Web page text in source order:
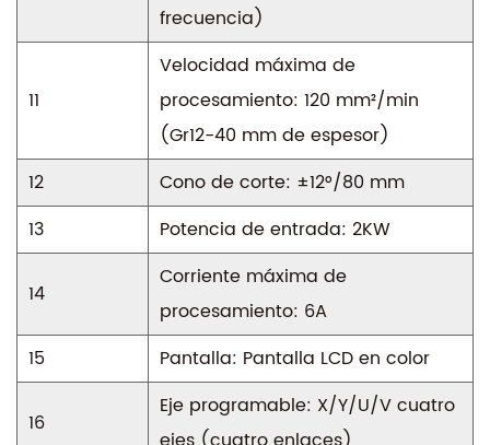
frecuencia)
11
Velocidad máxima de
procesamiento: 120 mm²/min
(Gr12-40 mm de espesor)
12
Cono de corte: ±12°/80 mm
13
Potencia de entrada: 2KW
14
Corriente máxima de
procesamiento: 6A
15
Pantalla: Pantalla LCD en color
16
Eje programable: X/Y/U/V cuatro